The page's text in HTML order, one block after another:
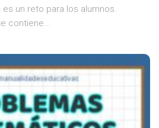
un reto para los alumnos.
contiene...